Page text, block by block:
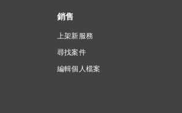
銷售
上架新服務
尋找案件
編輯個人檔案